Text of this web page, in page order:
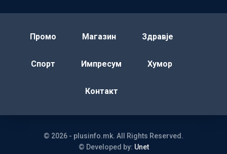
Промо Магазин Здравје
Спорт Импресум Хумор
Контакт
© 2026 - plusinfo.mk. All Rights Reserved.
© Developed by: Unet